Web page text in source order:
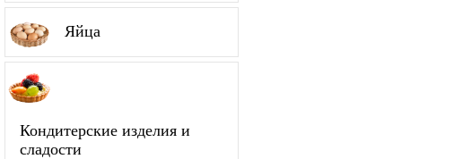
Яйца
Кондитерские изделия и
сладости